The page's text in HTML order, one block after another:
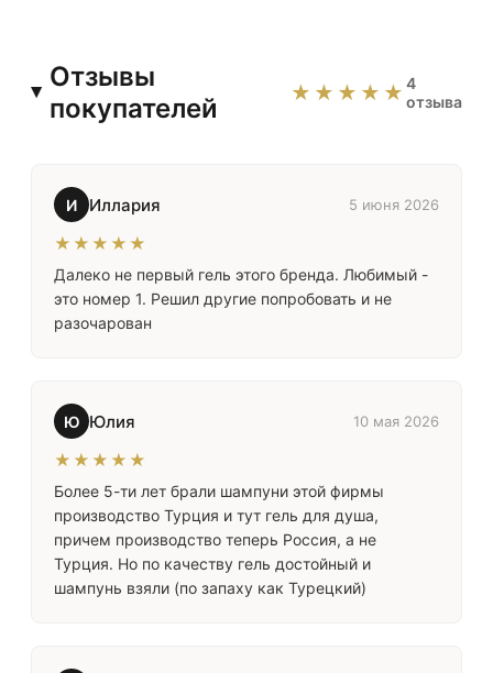
Отзывы
покупателей
★★★★★ 4
отзыва
И Иллария 5 июня 2026
★★★★★
Далеко не первый гель этого бренда. Любимый -
это номер 1. Решил другие попробовать и не
разочарован
Ю Юлия 10 мая 2026
★★★★★
Более 5-ти лет брали шампуни этой фирмы
производство Турция и тут гель для душа,
причем производство теперь Россия, а не
Турция. Но по качеству гель достойный и
шампунь взяли (по запаху как Турецкий)